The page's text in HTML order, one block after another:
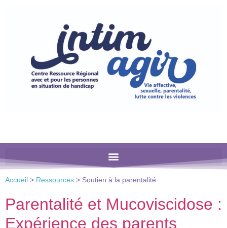
comprend
Accueil > Ressources > Soutien à la parentalité
Parentalité et Mucoviscidose :
Expérience des parents